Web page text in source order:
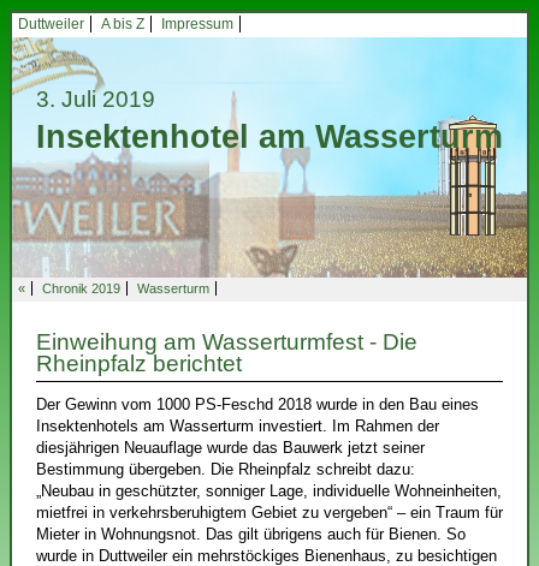
Duttweiler A bis Z Impressum
3. Juli 2019
Insektenhotel am Wasserturm
« Chronik 2019 Wasserturm
Einweihung am Wasserturmfest - Die
Rheinpfalz berichtet
Der Gewinn vom 1000 PS-Feschd 2018 wurde in den Bau eines
Insektenhotels am Wasserturm investiert. Im Rahmen der
diesjährigen Neuauflage wurde das Bauwerk jetzt seiner
Bestimmung übergeben. Die Rheinpfalz schreibt dazu:
„Neubau in geschützter, sonniger Lage, individuelle Wohneinheiten,
mietfrei in verkehrsberuhigtem Gebiet zu vergeben“ – ein Traum für
Mieter in Wohnungsnot. Das gilt übrigens auch für Bienen. So
wurde in Duttweiler ein mehrstöckiges Bienenhaus, zu besichtigen